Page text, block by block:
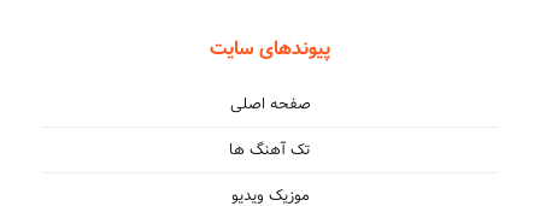
پیوندهای سایت
صفحه اصلی
تک آهنگ ها
موزیک ویدیو